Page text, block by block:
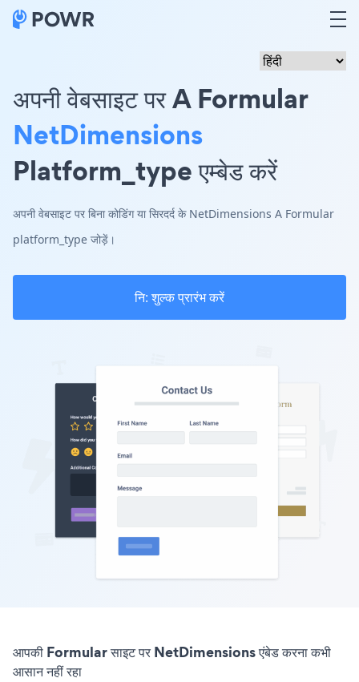
अपनी वेबसाइट पर A Formular
NetDimensions
Platform_type एम्बेड करें
अपनी वेबसाइट पर बिना कोडिंग या सिरदर्द के NetDimensions A Formular
platform_type जोड़ें।
नि: शुल्क प्रारंभ करें
आपकी Formular साइट पर NetDimensions एंबेड करना कभी
आसान नहीं रहा